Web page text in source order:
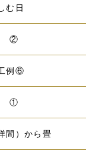
む日
②
例⑥
①
間）から畳